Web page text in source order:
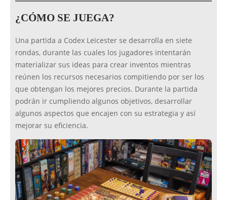
¿CÓMO SE JUEGA?
Una partida a Codex Leicester se desarrolla en siete
rondas, durante las cuales los jugadores intentarán
materializar sus ideas para crear inventos mientras
reúnen los recursos necesarios compitiendo por ser los
que obtengan los mejores precios. Durante la partida
podrán ir cumpliendo algunos objetivos, desarrollar
algunos aspectos que encajen con su estrategia y así
mejorar su eficiencia.